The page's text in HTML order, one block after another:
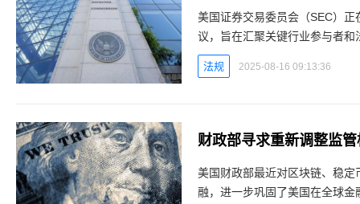
美国证券交易委员会（SEC）
议，旨在汇聚关键行业参与者
桌会议的核心议题美国证券交
法规 2025-08-16 09:13:36
财政部寻求重新调整监
美国财政部最近对区块链、稳
融，进一步巩固了美国在全球